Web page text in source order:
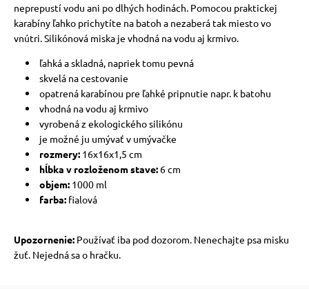
neprepustí vodu ani po dlhých hodinách. Pomocou praktickej
karabíny ľahko prichytíte na batoh a nezaberá tak miesto vo
vnútri. Silikónová miska je vhodná na vodu aj krmivo.
ľahká a skladná, napriek tomu pevná
skvelá na cestovanie
opatrená karabínou pre ľahké pripnutie napr. k batohu
vhodná na vodu aj krmivo
vyrobená z ekologického silikónu
je možné ju umývať v umývačke
rozmery: 16x16x1,5 cm
hĺbka v rozloženom stave: 6 cm
objem: 1000 ml
farba: fialová
Upozornenie:Používať iba pod dozorom. Nenechajte psa misku
žuť. Nejedná sa o hračku.